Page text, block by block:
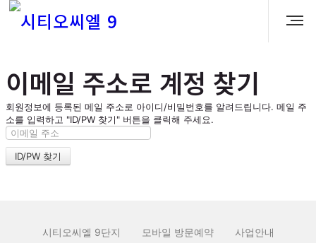
이메일 주소로 계정 찾기
회원정보에 등록된 메일 주소로 아이디/비밀번호를 알려드립니다. 메일 주
소를 입력하고 "ID/PW 찾기" 버튼을 클릭해 주세요.
시티오씨엘 9단지 모바일 방문예약
사업안내